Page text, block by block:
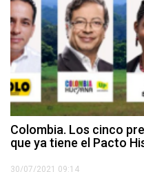
Colombia. Los cinco
que ya tiene el Pacto
30/07/2021 09:14